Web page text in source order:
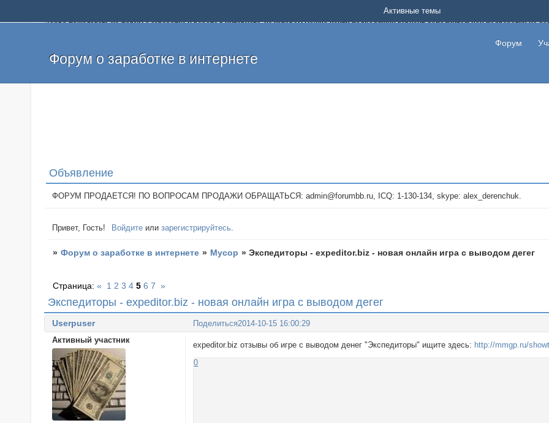
Добро пожаловать на форум о заработке и работе в интернете, на котором можно найти подходящий вариант дополнительной подработки на
и оставлять свои отзывы. Если вы знаете, что определенный проект или сайт не платит, то указывайте в теме что это лохотрон, чтобы другие
легкие деньги без вложений и регистрации уже сегодня. Создавайте новые темы, размещайте объявления со своими пригласительными
Форум о заработке в интернете
Форум
Активные темы
Объявление
ФОРУМ ПРОДАЕТСЯ! ПО ВОПРОСАМ ПРОДАЖИ ОБРАЩАТЬСЯ: admin@forumbb.ru, ICQ: 1-130-134, skype: alex_derenchuk.
Привет, Гость! Войдите илизарегистрируйтесь.
» Форум о заработке в интернете » Мусор »Экспедиторы - expeditor.biz - новая онлайн игра с выводом дегег
Экспедиторы - expeditor.biz - новая онлайн игра с выводом дегег
Страница:« 1 2 3 4 5 6 7 »
Поделиться2014-10-15 16:00:29
Userpuser
Активный участник
expeditor.biz отзывы об игре с выводом денег "Экспедиторы" ищите здесь: http://mmgp.ru/
0